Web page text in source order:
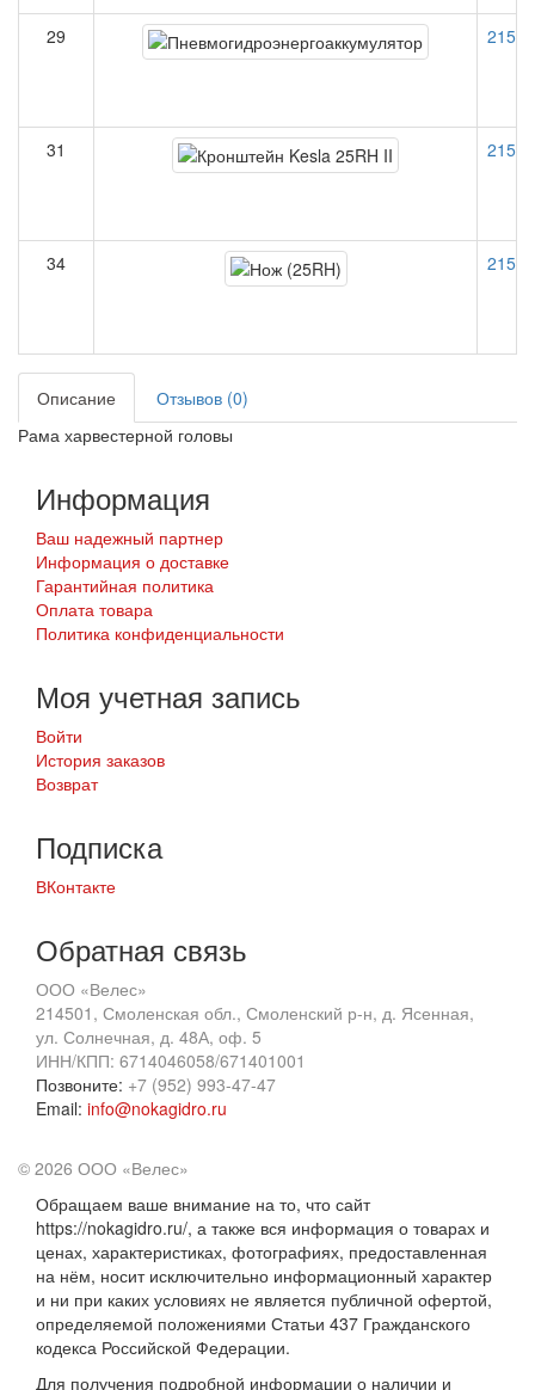
29
31
34
Описание
Отзывов (0)
Рама харвестерной головы
Информация
Ваш надежный партнер
Информация о доставке
Гарантийная политика
Оплата товара
Политика конфиденциальности
Моя учетная запись
Войти
История заказов
Возврат
Подписка
ВКонтакте
Обратная связь
ООО «Велес»
214501, Смоленская обл., Смоленский р-н, д. Ясенная,
ул. Солнечная, д. 48А, оф. 5
ИНН/КПП: 6714046058/671401001
Позвоните: +7 (952) 993-47-47
Email: info@nokagidro.ru
© 2026 ООО «Велес»
Обращаем ваше внимание на то, что сайт
https://nokagidro.ru/, а также вся информация о товарах и
ценах, характеристиках, фотографиях, предоставленная
на нём, носит исключительно информационный характер
и ни при каких условиях не является публичной офертой,
определяемой положениями Статьи 437 Гражданского
кодекса Российской Федерации.
Для получения подробной информации о наличии и